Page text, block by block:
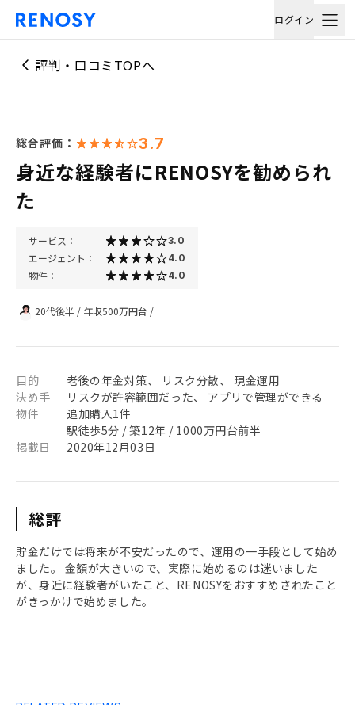
ログイン
評判・口コミTOPへ
総合評価： 3.7
身近な経験者にRENOSYを勧められ
た
サービス： 3.0
エージェント： 4.0
物件： 4.0
20代後半 / 年収500万円台 /
目的
老後の年金対策、 リスク分散、 現金運用
決め手
リスクが許容範囲だった、 アプリで管理ができる
物件
追加購入1件
駅徒歩5分 / 築12年 / 1000万円台前半
掲載日
2020年12月03日
総評
貯金だけでは将来が不安だったので、運用の一手段として始め
ました。 金額が大きいので、実際に始めるのは迷いました
が、身近に経験者がいたこと、RENOSYをおすすめされたこと
がきっかけで始めました。